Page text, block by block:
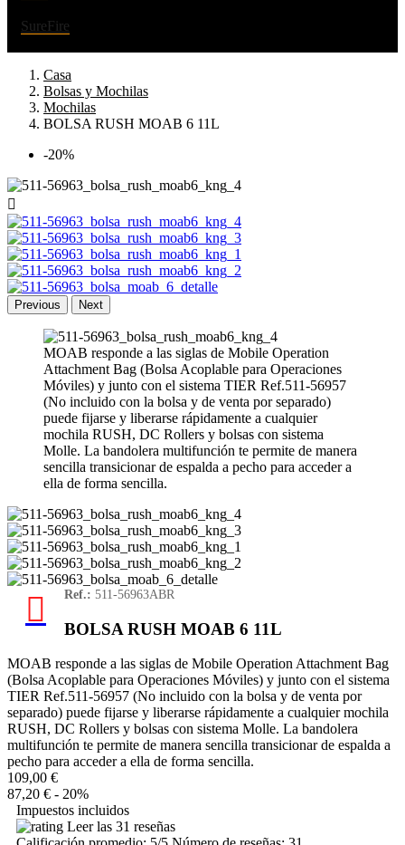
SureFire
Casa
Bolsas y Mochilas
Mochilas
BOLSA RUSH MOAB 6 11L
-20%

Previous Next
MOAB responde a las siglas de Mobile Operation
Attachment Bag (Bolsa Acoplable para Operaciones
Móviles) y junto con el sistema TIER Ref.511-56957
(No incluido con la bolsa y de venta por separado)
puede fijarse y liberarse rápidamente a cualquier
mochila RUSH, DC Rollers y bolsas con sistema
Molle. La bandolera multifunción te permite de manera
sencilla transicionar de espalda a pecho para acceder a
ella de forma sencilla.
Ref.: 511-56963ABR
BOLSA RUSH MOAB 6 11L
MOAB responde a las siglas de Mobile Operation Attachment Bag
(Bolsa Acoplable para Operaciones Móviles) y junto con el sistema
TIER Ref.511-56957 (No incluido con la bolsa y de venta por
separado) puede fijarse y liberarse rápidamente a cualquier mochila
RUSH, DC Rollers y bolsas con sistema Molle. La bandolera
multifunción te permite de manera sencilla transicionar de espalda a
pecho para acceder a ella de forma sencilla.
109,00 €
87,20 € - 20%
Impuestos incluidos
Leer las 31 reseñas